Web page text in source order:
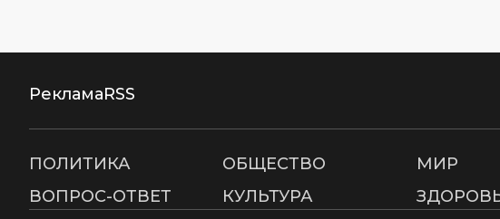
РекламаRSS
ПОЛИТИКА ОБЩЕСТВО МИР
ВОПРОС-ОТВЕТ
КУЛЬТУРА